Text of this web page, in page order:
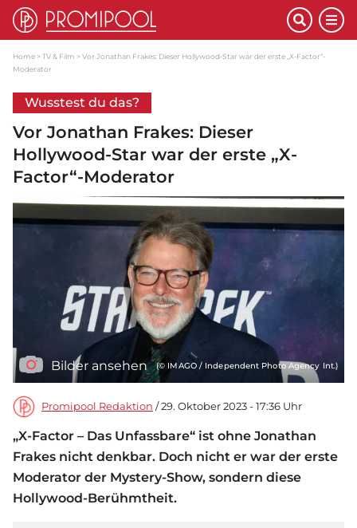
Home TV & Film
Vor Jonathan Frakes: Dieser Hollywood-Star war der erste „X-Factor“-
Moderator
Wusstest du das?
Vor Jonathan Frakes: Dieser
Hollywood-Star war der erste „X-
Factor“-Moderator
Bilder ansehen (© IMAGO / Independent Photo Agency Int.)
Promipool Redaktion / 29. Oktober 2023 - 17:36 Uhr
„X-Factor – Das Unfassbare“ ist ohne Jonathan
Frakes nicht denkbar. Doch nicht er war der erste
Moderator der Mystery-Show, sondern diese
Hollywood-Berühmtheit.